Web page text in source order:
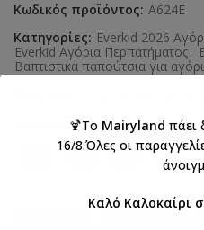
Κωδικός προϊόντος: A624E
Κατηγορίες: Everkid 2026
Everkid Αγόρια Περπατήματος,
Βαπτιστικά παπούτσια για
Κοινοποιήστε:
ΣΧΕΤΙΚΆ ΠΡΟΪΌΝΤΑ
🍹Το Mairyland πάει
16/8.Όλες οι
Καλό Καλοκαίρι